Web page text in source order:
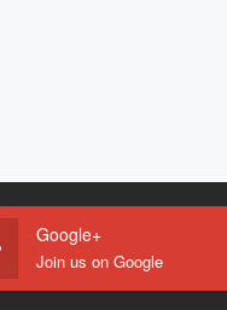
Google+
Join us on Google